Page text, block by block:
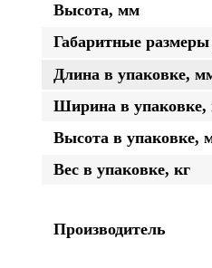
Высота, мм
Габаритные
Длина в упаковке,
Ширина в
Высота в упаковке,
Вес в упаковке, кг
Производитель